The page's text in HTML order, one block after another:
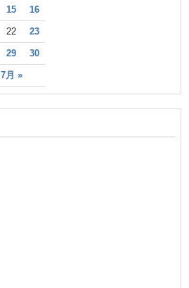
7月 »
15 16
22 23
29 30